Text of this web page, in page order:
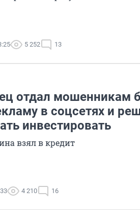
5 252 13
отдал мошенникам
в соцсетях и
инвестировать
взял в кредит
4 210 16